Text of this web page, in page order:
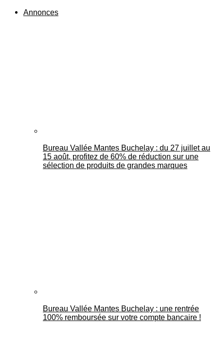
Annonces
Bureau Vallée Mantes Buchelay : du 27 juillet au
15 août, profitez de 60% de réduction sur une
sélection de produits de grandes marques
Bureau Vallée Mantes Buchelay : une rentrée
100% remboursée sur votre compte bancaire !